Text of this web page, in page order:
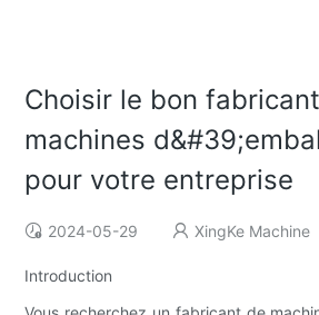
Choisir le bon
machines
pour votre entreprise
2024-05-29 XingKe Machine
Introduction